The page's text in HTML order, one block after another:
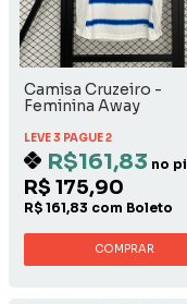
Camisa Cruzeiro -
Feminina Away
LEVE 3 PAGUE 2
R$161,83 no
R$ 175,90
R$ 161,83 com Boleto
COMPRAR